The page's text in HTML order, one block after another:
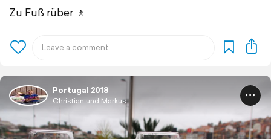
Zu Fuß rüber 🚶
Portugal 2018
Christian und Markus